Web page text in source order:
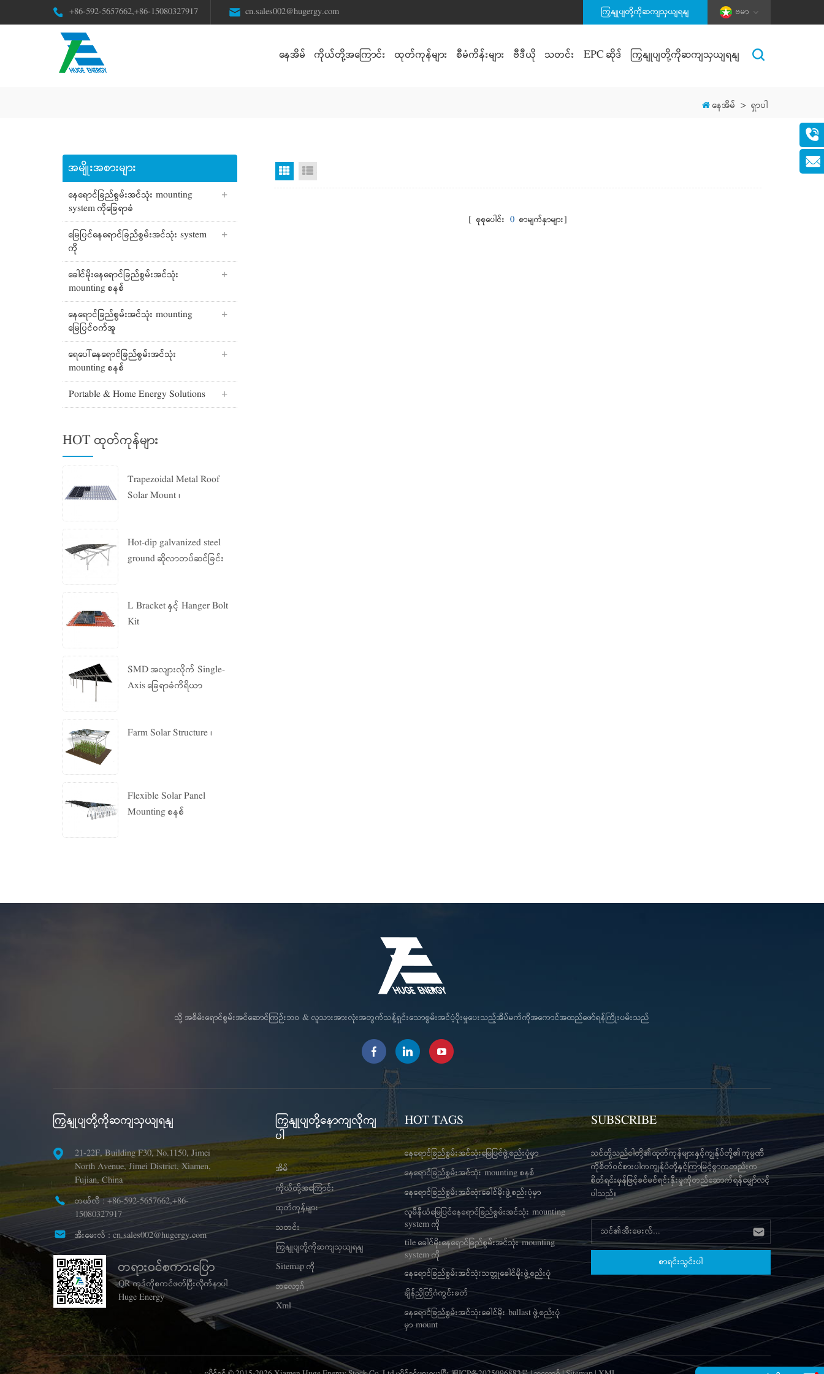
+86-592-5657662,+86-15080327917 cn.sales002@hugergy.com ဗမာ
ကြှနျုပျတို့ကိုဆကျသှယျရနျ
နေအိမ် ကိုယ်တို့အကြောင်း ထုတ်ကုန်များ စီမံကိန်းများ ဗီဒီယို သတင်း EPC ဆိုဒ် ကြှနျုပျတို့ကိုဆကျသှယျရနျ
နေအိမ် > ရှာပါ
အမျိုးအစားများ
နေရောင်ခြည်စွမ်းအင်သုံး mounting
system ကိုခြေရာခံ
မြေပြင်နေရောင်ခြည်စွမ်းအင်သုံး system
ကို
ခေါင်မိုးနေရောင်ခြည်စွမ်းအင်သုံး
mounting စနစ်
နေရောင်ခြည်စွမ်းအင်သုံး mounting
မြေပြင်ဝက်အူ
ရေပေါ်နေရောင်ခြည်စွမ်းအင်သုံး
mounting စနစ်
Portable & Home Energy Solutions
HOT ထုတ်ကုန်များ
Trapezoidal Metal Roof
Solar Mount ၊
Hot-dip galvanized steel
ground ဆိုလာတပ်ဆင်ခြင်း
L Bracket နှင့် Hanger Bolt
Kit
SMD အလျားလိုက် Single-
Axis ခြေရာခံကိရိယာ
Farm Solar Structure ၊
Flexible Solar Panel
Mounting စနစ်
Grid မြင်ကွင်း
[ စုစုပေါင်း 0 စာမျက်နှာများ]
သို့ အစိမ်းရောင်စွမ်းအင်ဆောင်ကြဉ်းဘဝ & လူသားအားလုံးအတွက်သန့်ရှင်းသောစွမ်းအင်ပံ့ပိုးမှုပေးသည့်အိပ်မက်ကိုအကောင်အထည်ဖော်ရန်ကြိုးပမ်းသည်
ကြှနျုပျတို့ကိုဆကျသှယျရနျ
21-22F, Building F30, No.1150, Jimei
North Avenue, Jimei District, Xiamen,
Fujian, China
တယ်လီ :+86-592-5657662,+86-
15080327917
အီးမေးလ် : cn.sales002@hugergy.com
တရားဝင်စကားပြော
QR ကုဒ်ကိုစကင်ဖတ်ပြီးလိုက်နာပါ
Huge Energy
ကြှနျုပျတို့နောကျလိုကျ
ပါ
အိမ်
ကိုယ်တို့အကြောင်း
ထုတ်ကုန်များ
သတင်း
ကြှနျုပျတို့ကိုဆကျသှယျရနျ
Sitemap ကို
ဘလော့ဂ်
Xml
HOT TAGS
နေရောင်ခြည်စွမ်းအင်သုံးမြေပြင်ဖွဲ့စည်းပုံမှာ
နေရောင်ခြည်စွမ်းအင်သုံး mounting စနစ်
နေရောင်ခြည်စွမ်းအင်သုံးခေါင်မိုးဖွဲ့စည်းပုံမှာ
လူမီနီယံမြေပြင်နေရောင်ခြည်စွမ်းအင်သုံး mounting
system ကို
tile ခေါင်မိုးနေရောင်ခြည်စွမ်းအင်သုံး mounting
system ကို
နေရောင်ခြည်စွမ်းအင်သုံးသတ္တုခေါင်မိုးဖွဲ့စည်းပုံ
ချိန်ညှိတြိဂံကွင်းခတ်
နေရောင်ခြည်စွမ်းအင်သုံးခေါင်မိုး ballast ဖွဲ့စည်းပုံ
မှာ mount
SUBSCRIBE
သင်တို့သည်ငါတို့၏ထုတ်ကုန်များနှင့်ကျွန်ုပ်တို့၏ကုမ္ပဏီ
ကိုစိတ်ဝင်စားပါကကျွန်ုပ်တို့နှင့်ကြာမြင့်စွာကတည်းက
စိတ်ရင်းမှန်ဖြင့်ခင်မင်ရင်းနှီးမှုကိုတည်ဆောက်ရန်မျှော်လင့်
ပါသည်။